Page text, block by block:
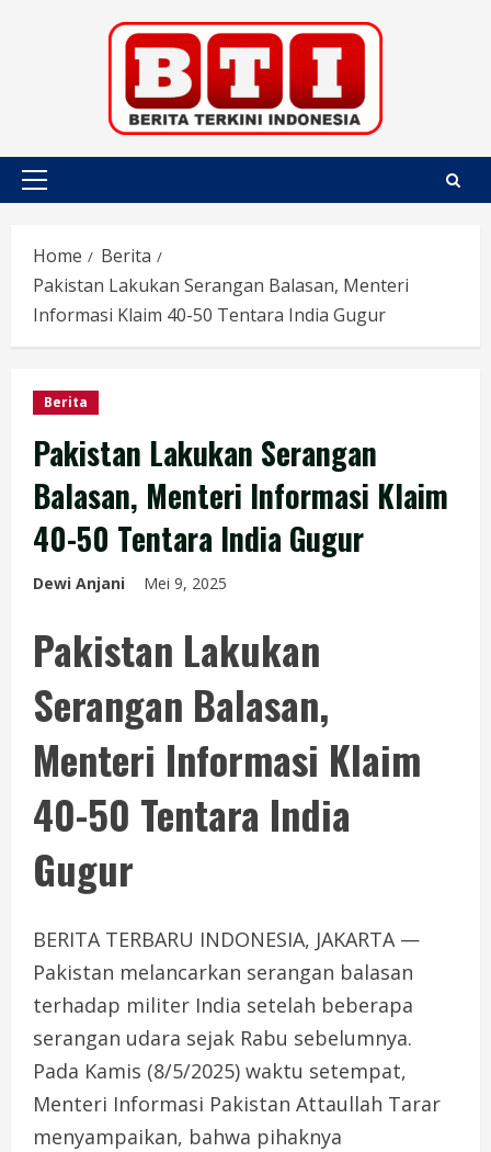
Primary
Home
Berita
Pakistan Lakukan Serangan Balasan, Menteri
Informasi Klaim 40-50 Tentara India Gugur
Berita
Pakistan Lakukan Serangan
Balasan, Menteri Informasi Klaim
40-50 Tentara India Gugur
Dewi Anjani Mei 9, 2025
Pakistan Lakukan
Serangan Balasan,
Menteri Informasi Klaim
40-50 Tentara India
Gugur
BERITA TERBARU INDONESIA, JAKARTA —
Pakistan melancarkan serangan balasan
terhadap militer India setelah beberapa
serangan udara sejak Rabu sebelumnya.
Pada Kamis (8/5/2025) waktu setempat,
Menteri Informasi Pakistan Attaullah Tarar
menyampaikan, bahwa pihaknya